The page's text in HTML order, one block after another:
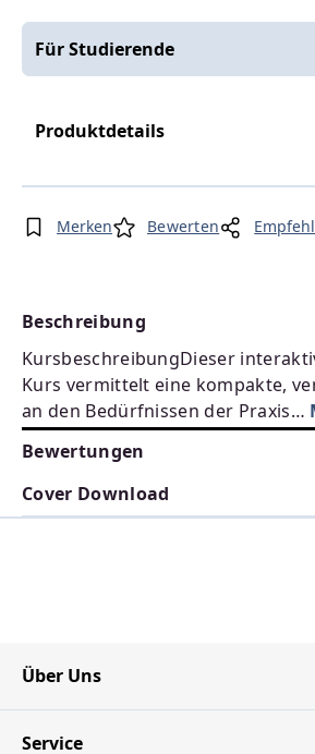
Für Studierende
Produktdetails
Merken Bewerten
Beschreibung
KursbeschreibungDieser
Kurs vermittelt eine kompakte,
an den Bedürfnissen der Praxis…
Bewertungen
Cover Download
Über Uns
Service